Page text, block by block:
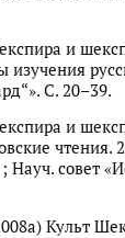
и
С. 20–39.
и
чтения.
Науч. совет
Культ